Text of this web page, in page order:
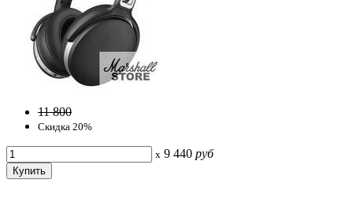
11 800
Скидка 20%
x 9 440 руб